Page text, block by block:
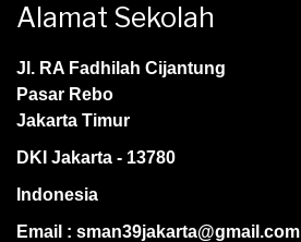
Alamat Sekolah
Jl. RA Fadhilah Cijantung
Pasar Rebo
Jakarta Timur
DKI Jakarta - 13780
Indonesia
Email : sman39jakarta@gmail.com